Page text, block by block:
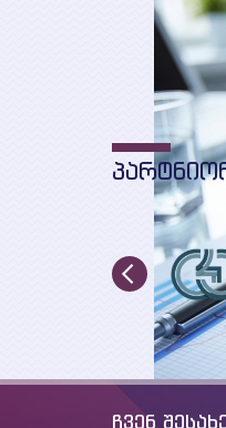
… 6 7
ჩვენ